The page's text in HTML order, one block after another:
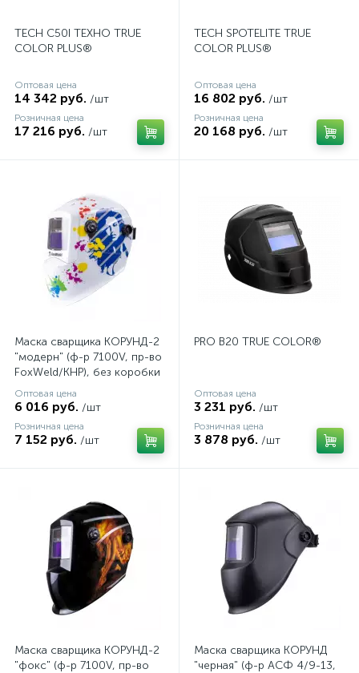
TECH C50I ТЕХНО TRUE
COLOR PLUS®
Оптовая цена
14 342 руб. /шт
Розничная цена
17 216 руб. /шт
TECH SPOTELITE TRUE
COLOR PLUS®
Оптовая цена
16 802 руб. /шт
Розничная цена
20 168 руб. /шт
Маска сварщика КОРУНД-2
"модерн" (ф-р 7100V, пр-во
FoxWeld/КНР), без коробки
Оптовая цена
6 016 руб. /шт
Розничная цена
7 152 руб. /шт
PRO B20 TRUE COLOR®
Оптовая цена
3 231 руб. /шт
Розничная цена
3 878 руб. /шт
Маска сварщика КОРУНД-2
"фокс" (ф-р 7100V, пр-во
Маска сварщика КОРУНД
"черная" (ф-р АСФ 4/9-13,